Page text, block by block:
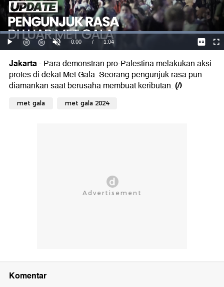
Jakarta- Para demonstran pro-Palestina melakukan aksi
protes di dekat Met Gala. Seorang pengunjuk rasa pun
diamankan saat berusaha membuat keributan.(/)
met gala met gala 2024
Komentar